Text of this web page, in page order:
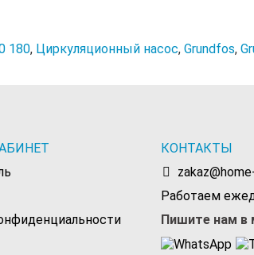
180, Циркуляционный насос, Grundfos,
КОНТАКТЫ
Работаем
Пишите нам в